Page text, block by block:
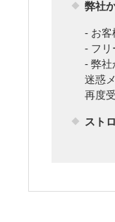
弊社
- お客
- フリ
- 弊社
迷惑
再度
スト